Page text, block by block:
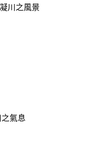
川之風景
氣息